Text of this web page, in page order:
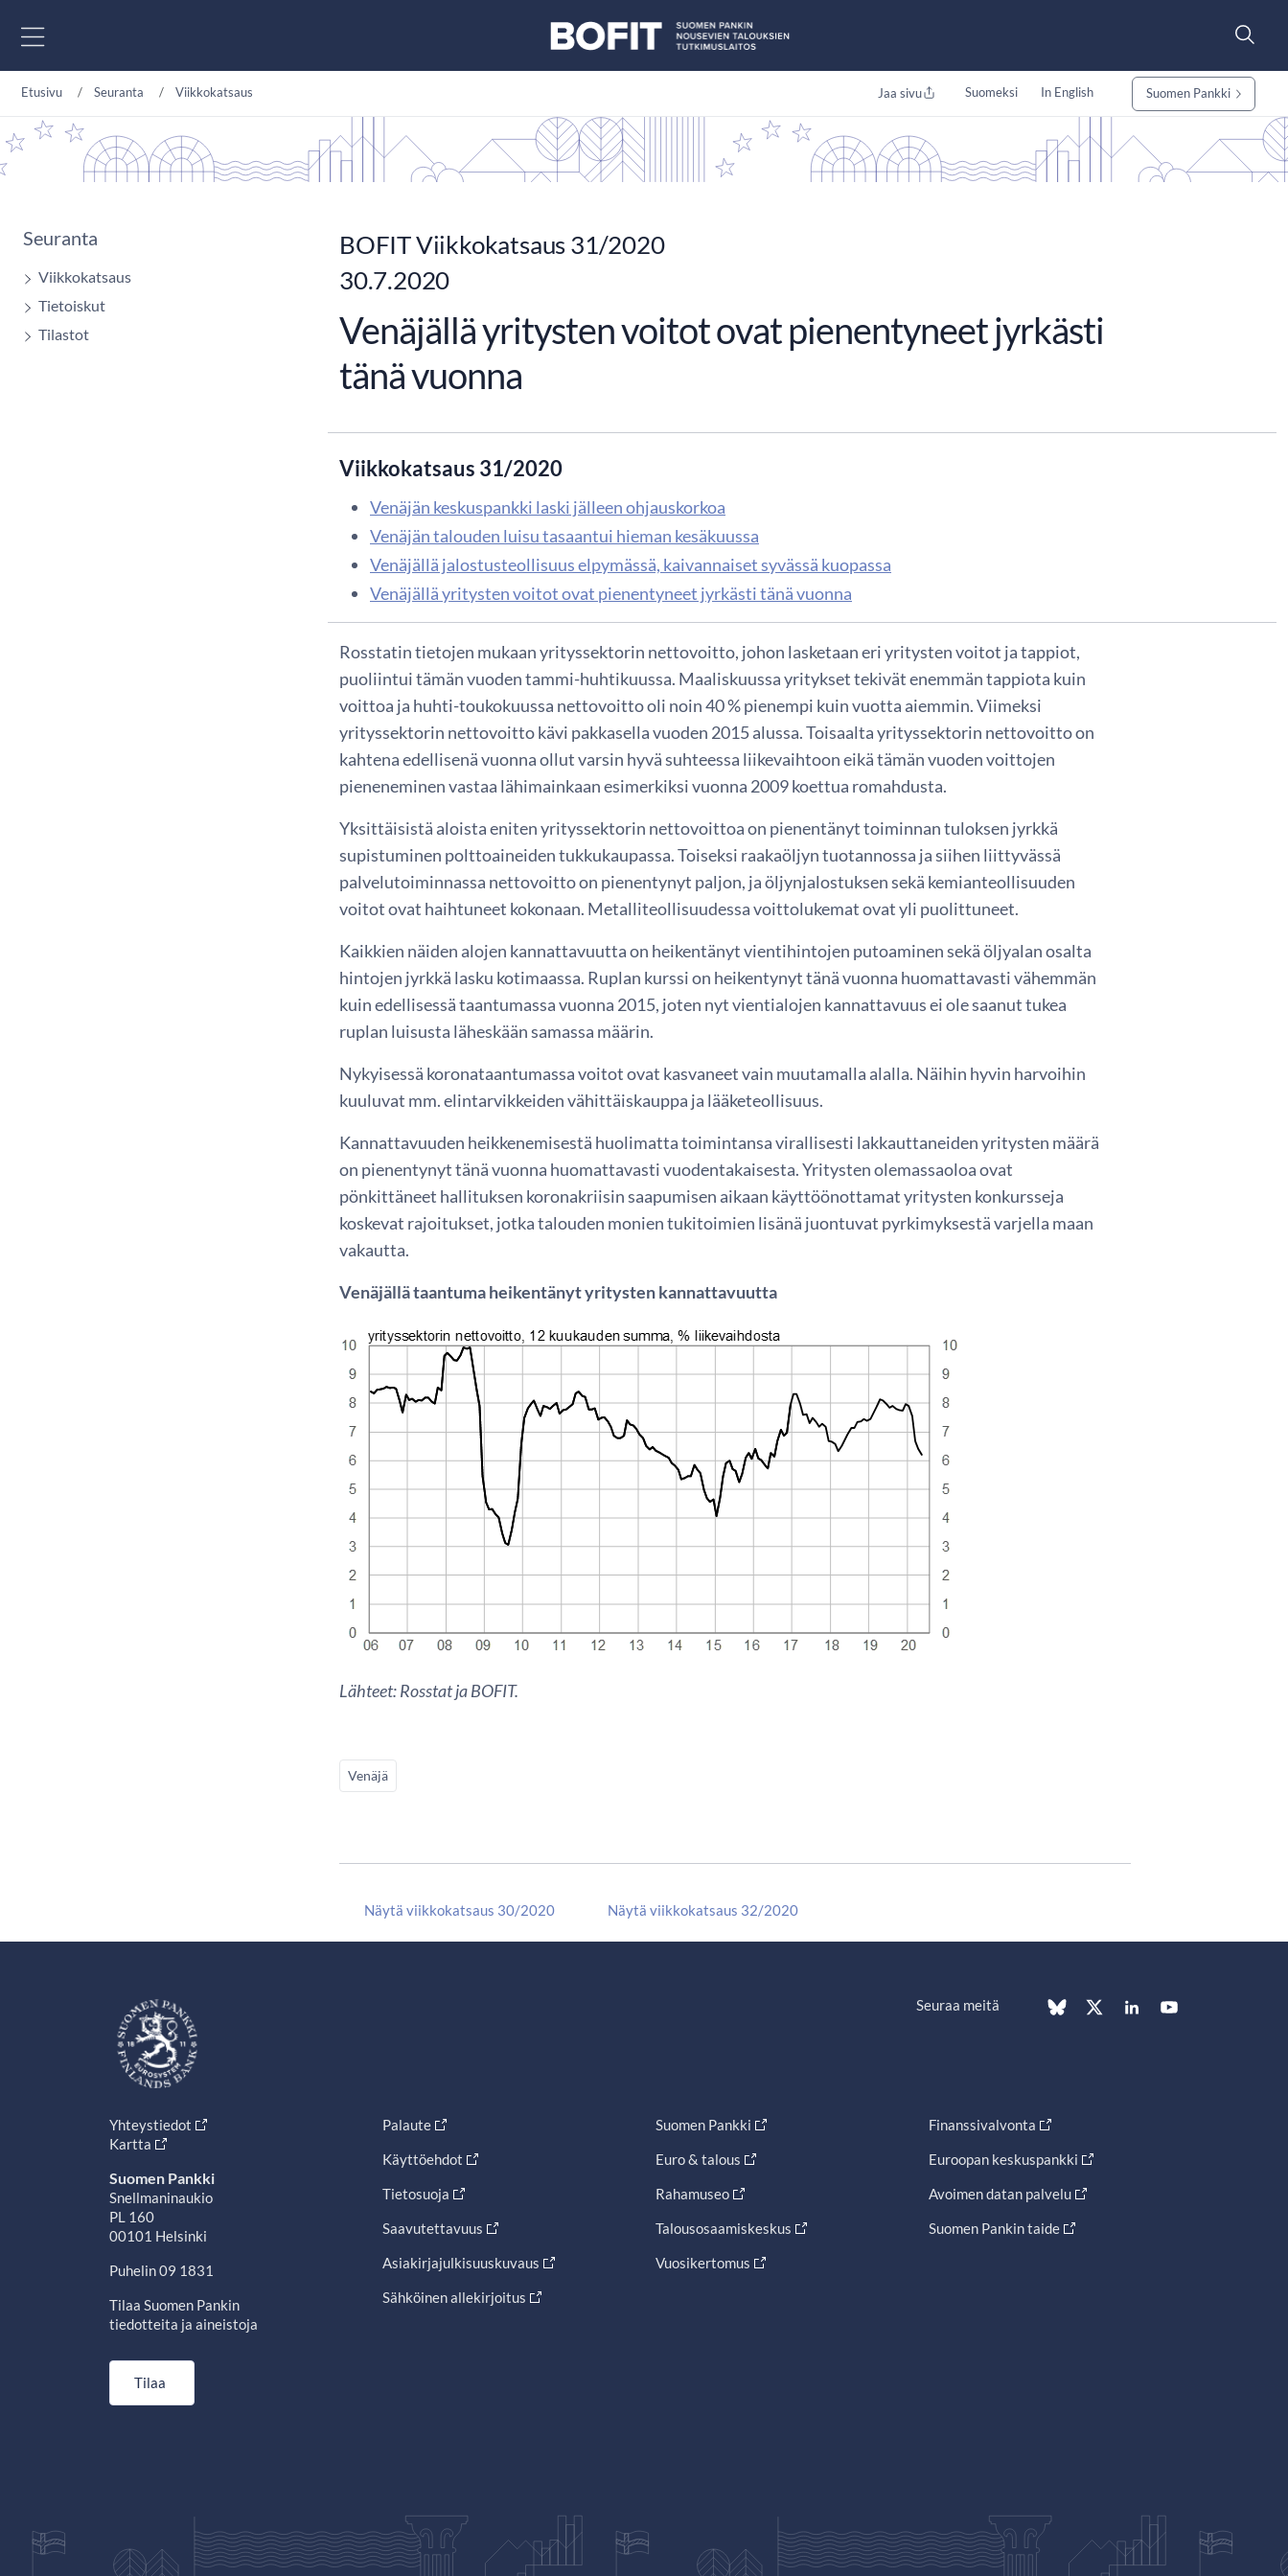
Etusivu Seuranta Viikkokatsaus Jaa sivu Suomeksi In English Suomen Pankki
Seuranta
Viikkokatsaus
Tietoiskut
Tilastot
BOFIT Viikkokatsaus 31/2020
30.7.2020
Venäjällä yritysten voitot ovat pienentyneet jyrkästi
tänä vuonna
Viikkokatsaus 31/2020
Venäjän keskuspankki laski jälleen ohjauskorkoa
Venäjän talouden luisu tasaantui hieman kesäkuussa
Venäjällä jalostusteollisuus elpymässä, kaivannaiset syvässä kuopassa
Venäjällä yritysten voitot ovat pienentyneet jyrkästi tänä vuonna
Rosstatin tietojen mukaan yrityssektorin nettovoitto, johon lasketaan eri yritysten voitot ja tappiot,
puoliintui tämän vuoden tammi-huhtikuussa. Maaliskuussa yritykset tekivät enemmän tappiota kuin
voittoa ja huhti-toukokuussa nettovoitto oli noin 40 % pienempi kuin vuotta aiemmin. Viimeksi
yrityssektorin nettovoitto kävi pakkasella vuoden 2015 alussa. Toisaalta yrityssektorin nettovoitto on
kahtena edellisenä vuonna ollut varsin hyvä suhteessa liikevaihtoon eikä tämän vuoden voittojen
pieneneminen vastaa lähimainkaan esimerkiksi vuonna 2009 koettua romahdusta.
Yksittäisistä aloista eniten yrityssektorin nettovoittoa on pienentänyt toiminnan tuloksen jyrkkä
supistuminen polttoaineiden tukkukaupassa. Toiseksi raakaöljyn tuotannossa ja siihen liittyvässä
palvelutoiminnassa nettovoitto on pienentynyt paljon, ja öljynjalostuksen sekä kemianteollisuuden
voitot ovat haihtuneet kokonaan. Metalliteollisuudessa voittolukemat ovat yli puolittuneet.
Kaikkien näiden alojen kannattavuutta on heikentänyt vientihintojen putoaminen sekä öljyalan osalta
hintojen jyrkkä lasku kotimaassa. Ruplan kurssi on heikentynyt tänä vuonna huomattavasti vähemmän
kuin edellisessä taantumassa vuonna 2015, joten nyt vientialojen kannattavuus ei ole saanut tukea
ruplan luisusta läheskään samassa määrin.
Nykyisessä koronataantumassa voitot ovat kasvaneet vain muutamalla alalla. Näihin hyvin harvoihin
kuuluvat mm. elintarvikkeiden vähittäiskauppa ja lääketeollisuus.
Kannattavuuden heikkenemisestä huolimatta toimintansa virallisesti lakkauttaneiden yritysten määrä
on pienentynyt tänä vuonna huomattavasti vuodentakaisesta. Yritysten olemassaoloa ovat
pönkittäneet hallituksen koronakriisin saapumisen aikaan käyttöönottamat yritysten konkursseja
koskevat rajoitukset, jotka talouden monien tukitoimien lisänä juontuvat pyrkimyksestä varjella maan
vakautta.
Venäjällä taantuma heikentänyt yritysten kannattavuutta
Lähteet: Rosstat ja BOFIT.
Venäjä
Näytä viikkokatsaus 30/2020 Näytä viikkokatsaus 32/2020
Seuraa meitä
Yhteystiedot
Kartta
Suomen Pankki
Snellmaninaukio
PL 160
00101 Helsinki
Puhelin 09 1831
Tilaa Suomen Pankin
tiedotteita ja aineistoja
Tilaa
Palaute
Käyttöehdot
Tietosuoja
Saavutettavuus
Asiakirjajulkisuuskuvaus
Sähköinen allekirjoitus
Suomen Pankki
Euro & talous
Rahamuseo
Talousosaamiskeskus
Vuosikertomus
Finanssivalvonta
Euroopan keskuspankki
Avoimen datan palvelu
Suomen Pankin taide